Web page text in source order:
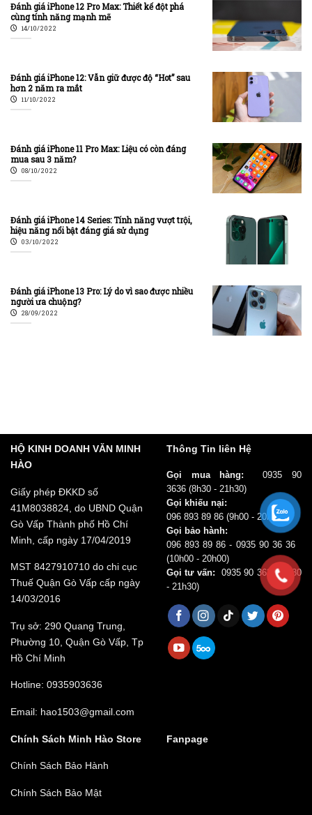
Đánh giá iPhone 12 Pro Max: Thiết kế đột phá
cùng tính năng mạnh mẽ
14/10/2022
Đánh giá iPhone 12: Vẫn giữ được độ “Hot” sau
hơn 2 năm ra mắt
11/10/2022
Đánh giá iPhone 11 Pro Max: Liệu có còn đáng
mua sau 3 năm?
08/10/2022
Đánh giá iPhone 14 Series: Tính năng vượt trội,
hiệu năng nổi bật đáng giá sử dụng
03/10/2022
Đánh giá iPhone 13 Pro: Lý do vì sao được nhiều
người ưa chuộng?
28/09/2022
HỘ KINH DOANH VĂN MINH
HÀO
Giấy phép ĐKKD số
41M8038824, do UBND Quận
Gò Vấp Thành phố Hồ Chí
Minh, cấp ngày 17/04/2019
MST 8427910710 do chi cục
Thuế Quận Gò Vấp cấp ngày
14/03/2016
Trụ sở: 290 Quang Trung,
Phường 10, Quận Gò Vấp, Tp
Hồ Chí Minh
Hotline: 0935903636
Email: hao1503@gmail.com
Thông Tin liên Hệ
Gọi mua hàng:
0935 90
3636 (8h30 - 21h30)
Gọi khiếu nại:
096 893 89 86 (9h00 - 20h00)
Gọi bảo hành:
096 893 89 86 - 0935 90 36 36
(10h00 - 20h00)
Gọi tư vấn:
0935 90 3636(8h30
- 21h30)
Chính Sách Minh Hào Store
Chính Sách Bảo Hành
Chính Sách Bảo Mật
Fanpage